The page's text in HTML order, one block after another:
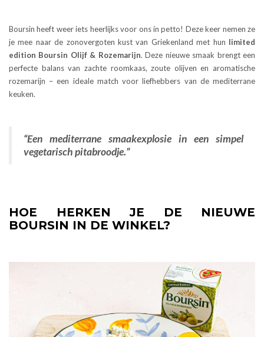
Boursin heeft weer iets heerlijks voor ons in petto! Deze keer nemen ze
je mee naar de zonovergoten kust van Griekenland met hun limited
edition Boursin Olijf & Rozemarijn. Deze nieuwe smaak brengt een
perfecte balans van zachte roomkaas, zoute olijven en aromatische
rozemarijn – een ideale match voor liefhebbers van de mediterrane
keuken.
“Een mediterrane smaakexplosie in een simpel
vegetarisch pitabroodje.”
HOE HERKEN JE DE NIEUWE
BOURSIN IN DE WINKEL?